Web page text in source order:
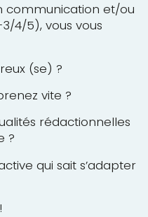
communication et/ou
4/5), vous vous
(se) ?
vite ?
rédactionnelles
?
qui sait s’adapter